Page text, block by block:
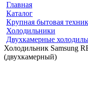
Главная
Каталог
Крупная бытовая
Холодильники
Двухкамерные
Холодильник Samsung
(двухкамерный)